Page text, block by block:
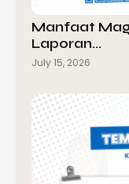
Manfaat
Laporan…
July 15, 2026